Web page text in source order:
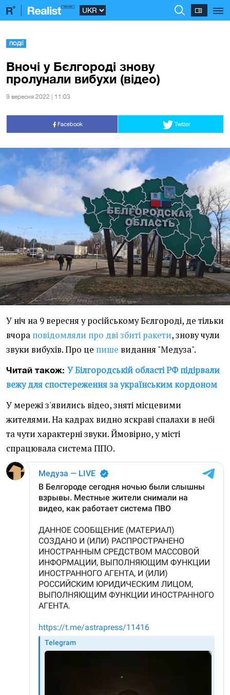
ПОДІЇ
Вночі у Бєлгороді знову
пролунали вибухи (відео)
9 вересня 2022 | 11:03
Facebook Twitter
У ніч на 9 вересня у російському Бєлгороді, де тільки
вчора повідомляли про дві збиті ракети, знову чули
звуки вибухів. Про це пише видання "Медуза".
Читай також: У Білгородській області РФ підірвали
вежу для спостереження за українським кордоном
У мережі з'явились відео, зняті місцевими
жителями. На кадрах видно яскраві спалахи в небі
та чути характерні звуки. Ймовірно, у місті
спрацювала система ППО.